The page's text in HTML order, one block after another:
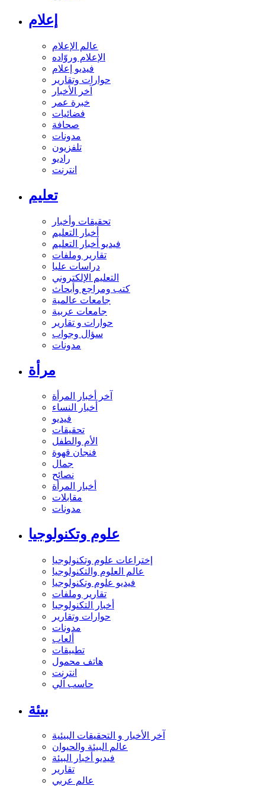
إعلام
عالم الإعلام
الإعلام وروّاده
فيديو إعلام
حوارات وتقارير
آخر الأخبار
خبرة عمر
فضائيات
صحافة
مدونات
تلفزيون
راديو
انترنت
تعليم
تحقيقات وأخبار
أخبار التعليم
فيديو أخبار التعليم
تقارير وملفات
دراسات عليا
التعليم الإلكتروني
كتب ومراجع وأبحاث
جامعات عالمية
جامعات عربية
حوارات و تقارير
سؤال وجواب
مدونات
مرأة
آخر أخبار المرأة
أخبار النساء
فيديو
تحقيقات
الأم والطفل
فنجان قهوة
جمال
نصائح
أخبار المرأة
مقابلات
مدونات
علوم وتكنولوجيا
إختراعات علوم وتكنولوجيا
عالم العلوم والتكنولوجيا
فيديو علوم وتكنولوجيا
تقارير وملفات
أخبار التكنولوجيا
حوارات وتقارير
مدونات
ألعاب
تطبيقات
هاتف محمول
انترنت
حاسب آلي
بيئة
آخر الأخبار و التحقيقات البيئية
عالم البيئة والحيوان
فيديو أخبار البيئة
تقارير
عالم عربي